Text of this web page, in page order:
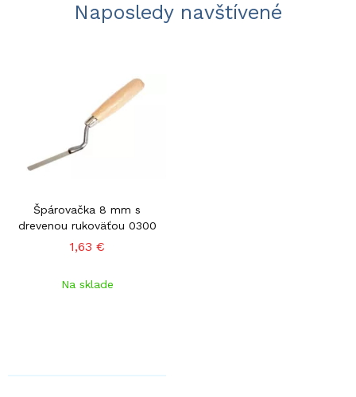
Naposledy navštívené
Špárovačka 8 mm s
drevenou rukoväťou 0300
1,63 €
Na sklade